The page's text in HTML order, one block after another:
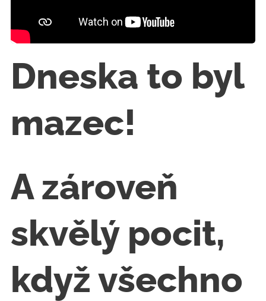
Dneska to byl
mazec!
A zároveň
skvělý pocit,
když všechno